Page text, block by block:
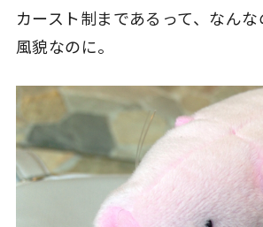
カースト制まであるって、なん
風貌なのに。